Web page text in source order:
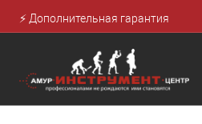
⚡ Дополнительная гарантия